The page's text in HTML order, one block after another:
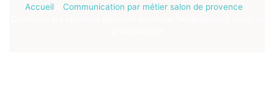
Accueil» Communication par métier salon de provence»